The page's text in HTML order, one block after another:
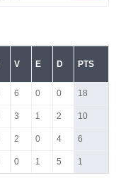
V E D PTS
6 0 0 18
3 1 2 10
2 0 4 6
0 1 5 1